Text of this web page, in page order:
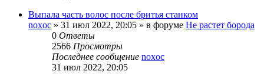
Выпала часть волос после бритья станком
noxoc » 31 июл 2022, 20:05 » в форуме Не растет борода
0 Ответы
2566 Просмотры
Последнее сообщение noxoc
31 июл 2022, 20:05